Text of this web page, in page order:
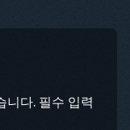
니다. 필수 입력